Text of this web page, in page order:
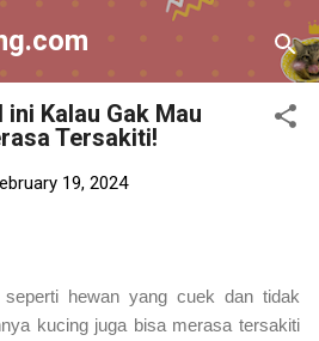
to main content
Kalau Gak Mau
Tersakiti!
19, 2024
hewan yang cuek dan tidak
kucing juga bisa merasa tersakiti